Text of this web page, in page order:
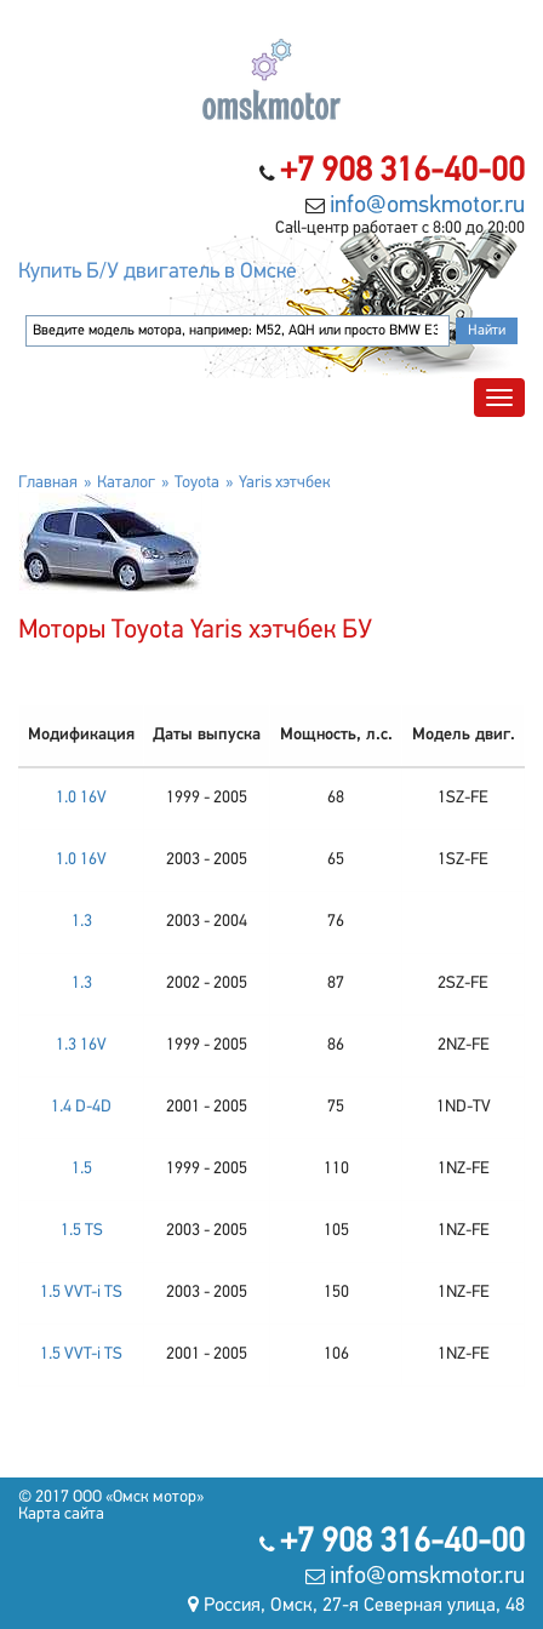
+7 908 316-40-00
info@omskmotor.ru
Call-центр работает с 8:00 до 20:00
Купить Б/У двигатель в Омске
Главная Каталог Toyota Yaris хэтчбек
Моторы Toyota Yaris хэтчбек БУ
Модификация Даты выпуска Мощность, л.с. Модель двиг.
1.0 16V 1999 - 2005 68 1SZ-FE
1.0 16V 2003 - 2005 65 1SZ-FE
1.3 2003 - 2004 76
1.3 2002 - 2005 87 2SZ-FE
1.3 16V 1999 - 2005 86 2NZ-FE
1.4 D-4D 2001 - 2005 75 1ND-TV
1.5 1999 - 2005 110 1NZ-FE
1.5 TS 2003 - 2005 105 1NZ-FE
1.5 VVT-i TS 2003 - 2005 150 1NZ-FE
1.5 VVT-i TS 2001 - 2005 106 1NZ-FE
© 2017 OOO «Омск мотор»
Карта сайта
+7 908 316-40-00
info@omskmotor.ru
Россия, Омск, 27-я Северная улица, 48